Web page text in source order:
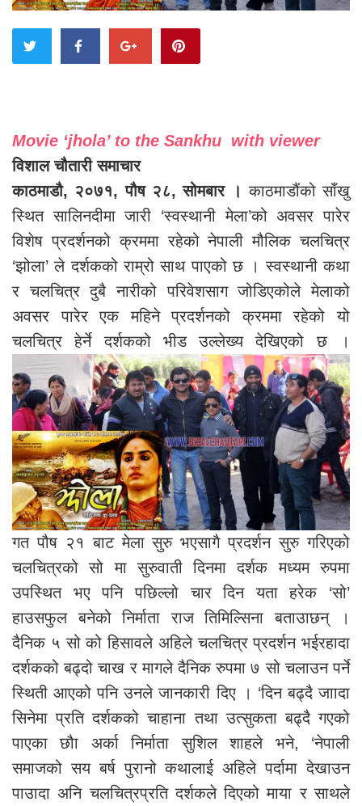
Movie ‘jhola’ to the Sankhu with viewer
विशाल चौतारी समाचार
काठमाडौ, २०७१, पौष २८, सोमबार । काठमाडौंको साँखु
स्थित सालिनदीमा जारी ‘स्वस्थानी मेला’को अवसर पारेर
विशेष प्रदर्शनको क्रममा रहेको नेपाली मौलिक चलचित्र
‘झोला’ ले दर्शकको राम्रो साथ पाएको छ । स्वस्थानी कथा
र चलचित्र दुबै नारीको परिवेशसाग जोडिएकोले मेलाको
अवसर पारेर एक महिने प्रदर्शनको क्रममा रहेको यो
चलचित्र हेर्ने दर्शकको भीड उल्लेख्य देखिएको छ ।
गत पौष २१ बाट मेला सुरु भएसागै प्रदर्शन सुरु गरिएको
चलचित्रको सो मा सुरुवाती दिनमा दर्शक मध्यम रुपमा
उपस्थित भए पनि पछिल्लो चार दिन यता हरेक ‘सो’
हाउसफुल बनेको निर्माता राज तिमिल्सिना बताउाछन् ।
दैनिक ५ सो को हिसावले अहिले चलचित्र प्रदर्शन भईरहादा
दर्शकको बढ्दो चाख र मागले दैनिक रुपमा ७ सो चलाउन पर्ने
स्थिती आएको पनि उनले जानकारी दिए । ‘दिन बढ्दै जाादा
सिनेमा प्रति दर्शकको चाहाना तथा उत्सुकता बढ्दै गएको
पाएका छौा अर्का निर्माता सुशिल शाहले भने, ‘नेपाली
समाजको सय बर्ष पुरानो कथालाई अहिले पर्दामा देखाउन
पाउादा अनि चलचित्रप्रति दर्शकले दिएको माया र साथले